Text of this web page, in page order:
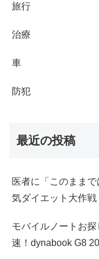
旅行
治療
車
防犯
最近の投稿
医者に「このまま
気ダイエット大作戦
モバイルノートお
速！dynabook G8